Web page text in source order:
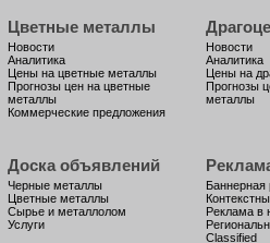
Цветные металлы
Новости
Аналитика
Цены на цветные металлы
Прогнозы цен на цветные
металлы
Коммерческие предложения
Новости
Аналитика
Цены на
Прогнозы
металлы
Доска объявлений
Черные металлы
Цветные металлы
Сырье и металлолом
Услуги
Баннерная
Реклама в
Classified